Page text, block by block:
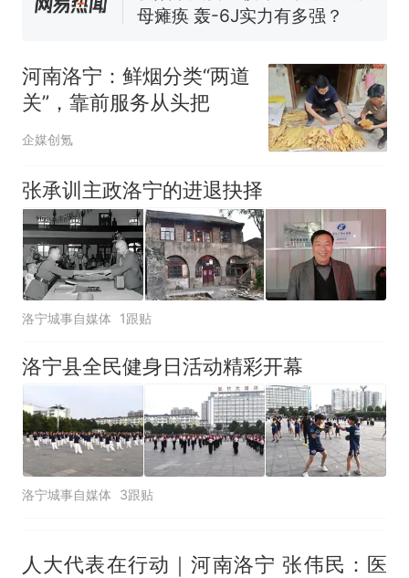
母瘫痪 轰-6J实力有多强？
年，网友淘到后寄给女儿：花
鸟市场搬了，但爱还在
热 十多万人报名的考试，成绩
全部作废，公平么？
河南洛宁：鲜烟分类“两道
关”，靠前服务从头把
企媒创氪
张承训主政洛宁的进退抉择
洛宁城事自媒体 1跟贴
洛宁县全民健身日活动精彩开幕
洛宁城事自媒体 3跟贴
人大代表在行动｜河南洛宁 张伟民：医